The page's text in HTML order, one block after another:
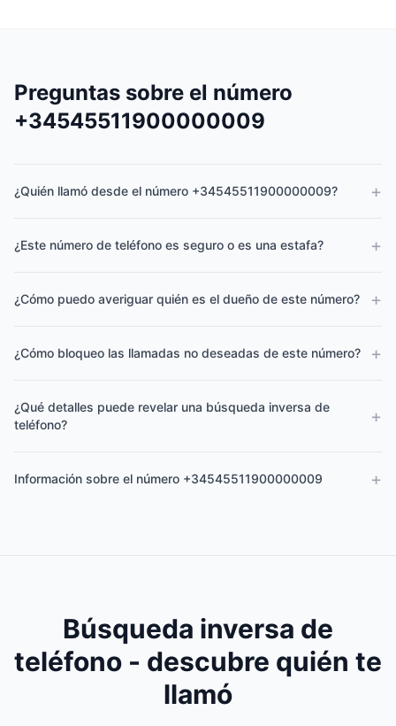
Preguntas sobre el número
+34545511900000009
¿Quién llamó desde el número +34545511900000009? +
¿Este número de teléfono es seguro o es una estafa? +
¿Cómo puedo averiguar quién es el dueño de este número? +
¿Cómo bloqueo las llamadas no deseadas de este número? +
¿Qué detalles puede revelar una búsqueda inversa de
teléfono?
+
Información sobre el número +34545511900000009 +
Búsqueda inversa de
teléfono - descubre quién te
llamó